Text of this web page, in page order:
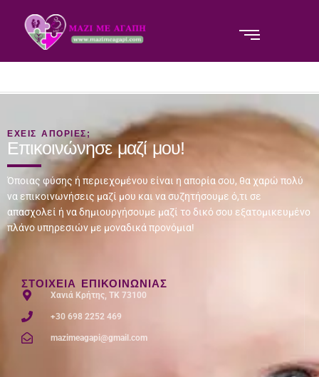
ΕΧΕΙΣ ΑΠΟΡΙΕΣ;
Επικοινώνησε μαζί μου!
Όποιας φύσης ή περιεχομένου είναι η απορία σου, θα χαρώ πολύ
να επικοινωνήσεις μαζί μου και να συζητήσουμε ό,τι σε
απασχολεί ή να δημιουργήσουμε μαζί το δικό σου εξατομικευμένο
πλάνο υπηρεσιών με μοναδικά προνόμια!
ΣΤΟΙΧΕΊΑ ΕΠΙΚΟΙΝΩΝΊΑΣ
Χανιά Κρήτης, ΤΚ 73100
+30 698 2252 469
mazimeagapi@gmail.com